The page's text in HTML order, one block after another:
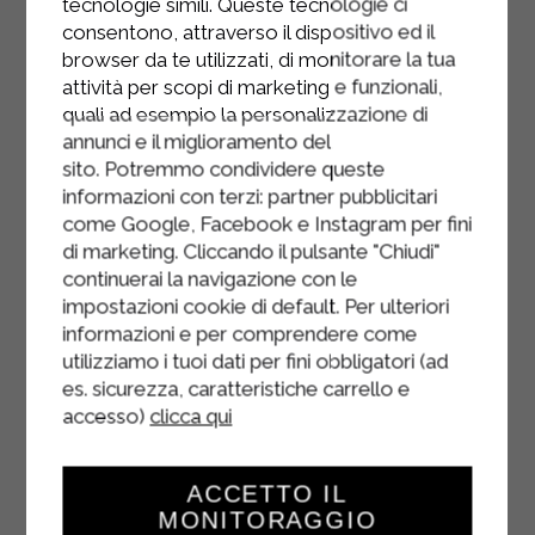
surface de cacao amer avant de
servir.
consentono, attraverso il dispositivo ed il
browser da te utilizzati, di monitorare la tua
attività per scopi di marketing e funzionali,
quali ad esempio la personalizzazione di
annunci e il miglioramento del
sito. Potremmo condividere queste
informazioni con terzi: partner pubblicitari
come Google, Facebook e Instagram per fini
di marketing. Cliccando il pulsante "Chiudi"
continuerai la navigazione con le
impostazioni cookie di default. Per ulteriori
informazioni e per comprendere come
utilizziamo i tuoi dati per fini obbligatori (ad
es. sicurezza, caratteristiche carrello e
accesso) clicca qui
ACCETTO IL
MONITORAGGIO